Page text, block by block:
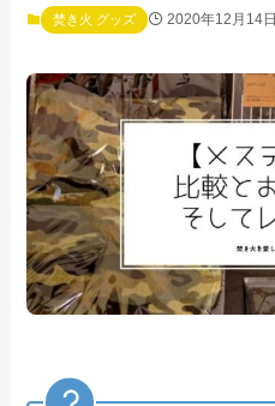
焚き火 グッズ 2020年12月14日